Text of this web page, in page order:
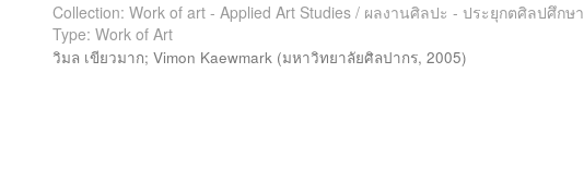
Collection: Work of art - Applied Art Studies / ผลงานศิลปะ - ประยุกตศิลปศึกษา
Type: Work of Art
วิมล เขียวมาก;Vimon Kaewmark (มหาวิทยาลัยศิลปากร,2005)